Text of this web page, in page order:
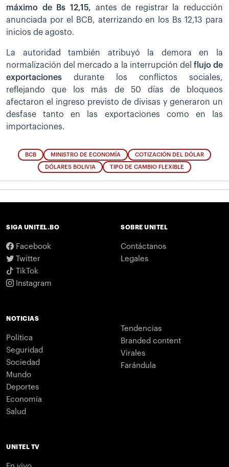
máximo de Bs 12,15, antes de registrar la reducción
anunciada por el BCB, aterrizando en los Bs 12,13 para
inicios de agosto.
La autoridad también atribuyó la demora en la
normalización del mercado a la interrupción del flujo de
exportaciones durante los conflictos sociales,
reflejando que los más de 50 días de bloqueos
afectaron el ingreso previsto de divisas y generaron un
desfase tanto en las exportaciones como en las
importaciones.
BCB MINISTRO DE ECONOMÍA COTIZACIÓN DEL DÓLAR
DÓLARES BOLIVIA TIPO DE CAMBIO FLEXIBLE
SIGA UNITEL.BO
Facebook
Twitter
TikTok
Instagram
SOBRE UNITEL
Contáctanos
Legales
NOTICIAS
Política
Seguridad
Sociedad
Mundo
Deportes
Economía
Salud
Tendencias
Branded content
Virales
Farándula
UNITEL TV